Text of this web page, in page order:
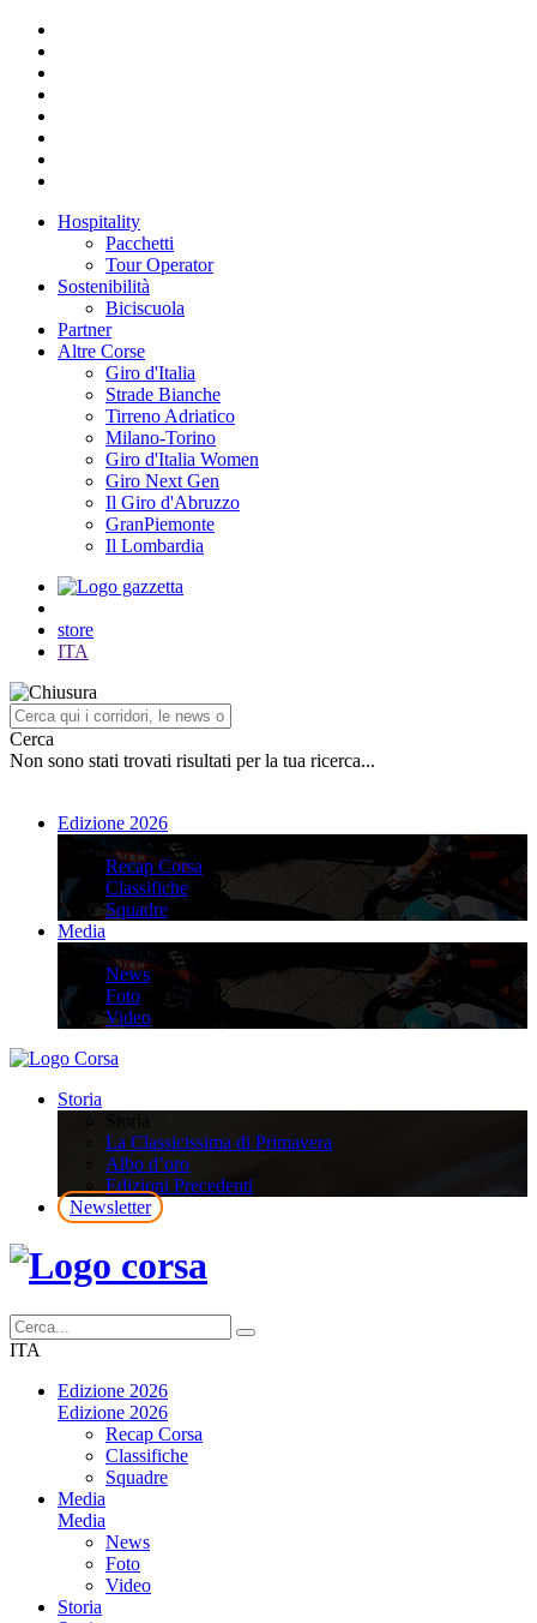
Hospitality
Pacchetti
Tour Operator
Sostenibilità
Biciscuola
Partner
Altre Corse
Giro d'Italia
Strade Bianche
Tirreno Adriatico
Milano-Torino
Giro d'Italia Women
Giro Next Gen
Il Giro d'Abruzzo
GranPiemonte
Il Lombardia
store
ITA
Cerca
Non sono stati trovati risultati per la tua ricerca...
Edizione 2026
Edizione 2026
Recap Corsa
Classifiche
Squadre
Media
Media
News
Foto
Video
Storia
La Classicissima di Primavera
Albo d’oro
Edizioni Precedenti
Newsletter
ITA
Edizione 2026
Edizione 2026
Recap Corsa
Classifiche
Squadre
Media
Media
News
Foto
Video
Storia